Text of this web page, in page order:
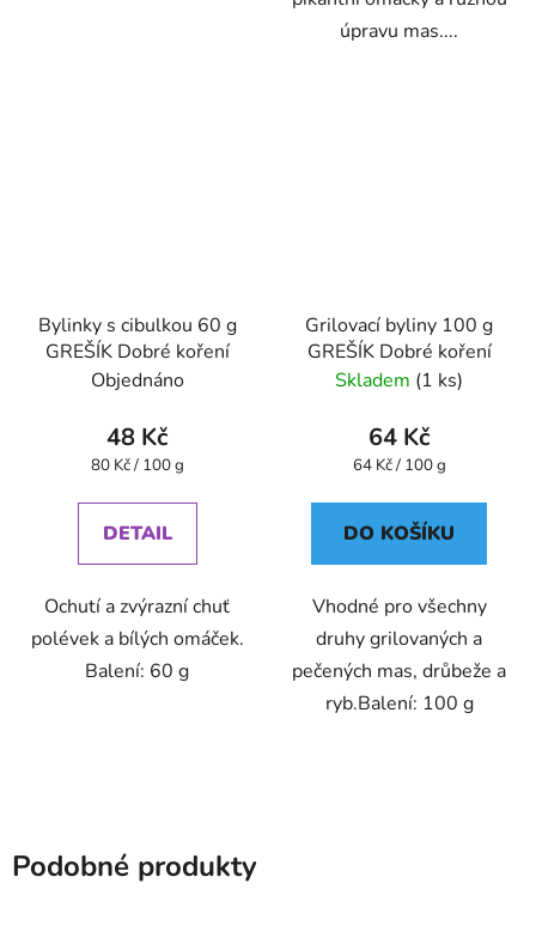
úpravu mas....
Bylinky s cibulkou 60 g
GREŠÍK Dobré koření
Objednáno
48 Kč
Měrná
80 Kč / 100 g
DETAIL
Ochutí a zvýrazní chuť
polévek a bílých omáček.
Balení: 60 g
Grilovací byliny 100 g
GREŠÍK Dobré koření
Skladem (1 ks)
64 Kč
Měrná
64 Kč / 100 g
DO KOŠÍKU
Vhodné pro všechny
druhy grilovaných a
pečených mas, drůbeže a
ryb.Balení: 100 g
Podobné produkty